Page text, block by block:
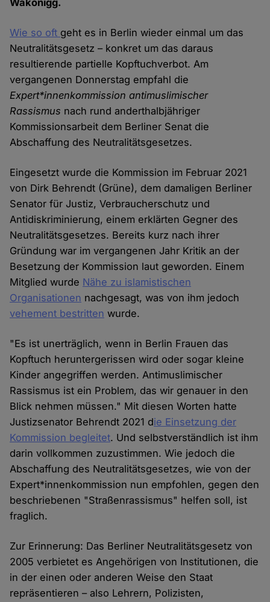
Wakonigg.
Wie so oft geht es in Berlin wieder einmal um das
Neutralitätsgesetz – konkret um das daraus
resultierende partielle Kopftuchverbot. Am
vergangenen Donnerstag empfahl die
Expert*innenkommission antimuslimischer
Rassismus nach rund anderthalbjähriger
Kommissionsarbeit dem Berliner Senat die
Abschaffung des Neutralitätsgesetzes.
Eingesetzt wurde die Kommission im Februar 2021
von Dirk Behrendt (Grüne), dem damaligen Berliner
Senator für Justiz, Verbraucherschutz und
Antidiskriminierung, einem erklärten Gegner des
Neutralitätsgesetzes. Bereits kurz nach ihrer
Gründung war im vergangenen Jahr Kritik an der
Besetzung der Kommission laut geworden. Einem
Mitglied wurde Nähe zu islamistischen
Organisationen nachgesagt, was von ihm jedoch
vehement bestritten wurde.
"Es ist unerträglich, wenn in Berlin Frauen das
Kopftuch heruntergerissen wird oder sogar kleine
Kinder angegriffen werden. Antimuslimischer
Rassismus ist ein Problem, das wir genauer in den
Blick nehmen müssen." Mit diesen Worten hatte
Justizsenator Behrendt 2021 die Einsetzung der
Kommission begleitet. Und selbstverständlich ist ihm
darin vollkommen zuzustimmen. Wie jedoch die
Abschaffung des Neutralitätsgesetzes, wie von der
Expert*innenkommission nun empfohlen, gegen den
beschriebenen "Straßenrassismus" helfen soll, ist
fraglich.
Zur Erinnerung: Das Berliner Neutralitätsgesetz von
2005 verbietet es Angehörigen von Institutionen, die
in der einen oder anderen Weise den Staat
repräsentieren – also Lehrern, Polizisten,